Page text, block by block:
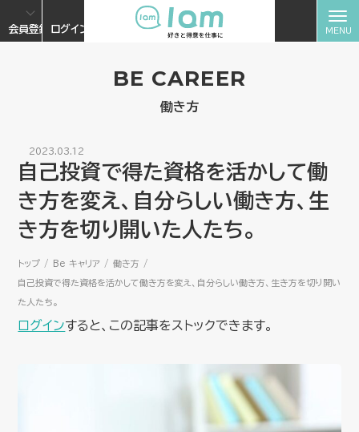
会員登録 ログイン
BE CAREER
働き方
2023.03.12
自己投資で得た資格を活かして働
き方を変え、自分らしい働き方、生
き方を切り開いた人たち。
トップ Be キャリア 働き方
自己投資で得た資格を活かして働き方を変え、自分らしい働き方、生き方を切り開い
た人たち。
ログインすると、この記事をストックできます。